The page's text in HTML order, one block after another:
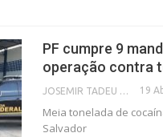
PF cumpre 9
operação contra
JOSEMIR TADEU FONSECA 19
Meia tonelada de
Salvador